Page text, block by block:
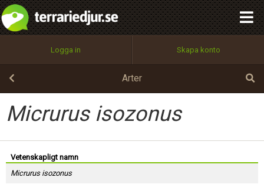
Logga in Skapa konto
Arter
Micrurus isozonus
Vetenskapligt namn
Micrurus isozonus
Utför
100%
OK
integritetspolicy
Namn:
Epost:
Lösenord:
Begär nytt lösenord
Tillbaka till förstasidan